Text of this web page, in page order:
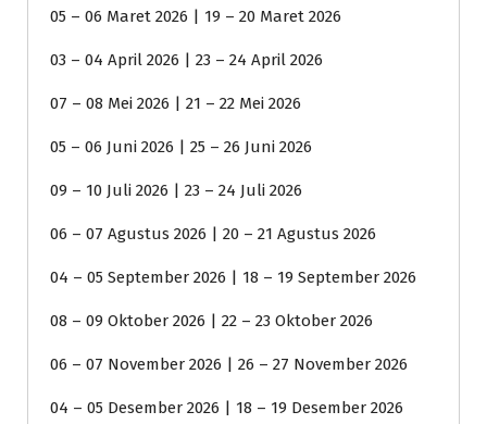
05 – 06 Maret 2026 | 19 – 20 Maret 2026
03 – 04 April 2026 | 23 – 24 April 2026
07 – 08 Mei 2026 | 21 – 22 Mei 2026
05 – 06 Juni 2026 | 25 – 26 Juni 2026
09 – 10 Juli 2026 | 23 – 24 Juli 2026
06 – 07 Agustus 2026 | 20 – 21 Agustus 2026
04 – 05 September 2026 | 18 – 19 September 2026
08 – 09 Oktober 2026 | 22 – 23 Oktober 2026
06 – 07 November 2026 | 26 – 27 November 2026
04 – 05 Desember 2026 | 18 – 19 Desember 2026